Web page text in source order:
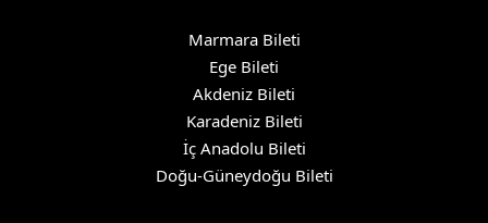
Marmara Bileti
Ege Bileti
Akdeniz Bileti
Karadeniz Bileti
İç Anadolu Bileti
Doğu-Güneydoğu Bileti